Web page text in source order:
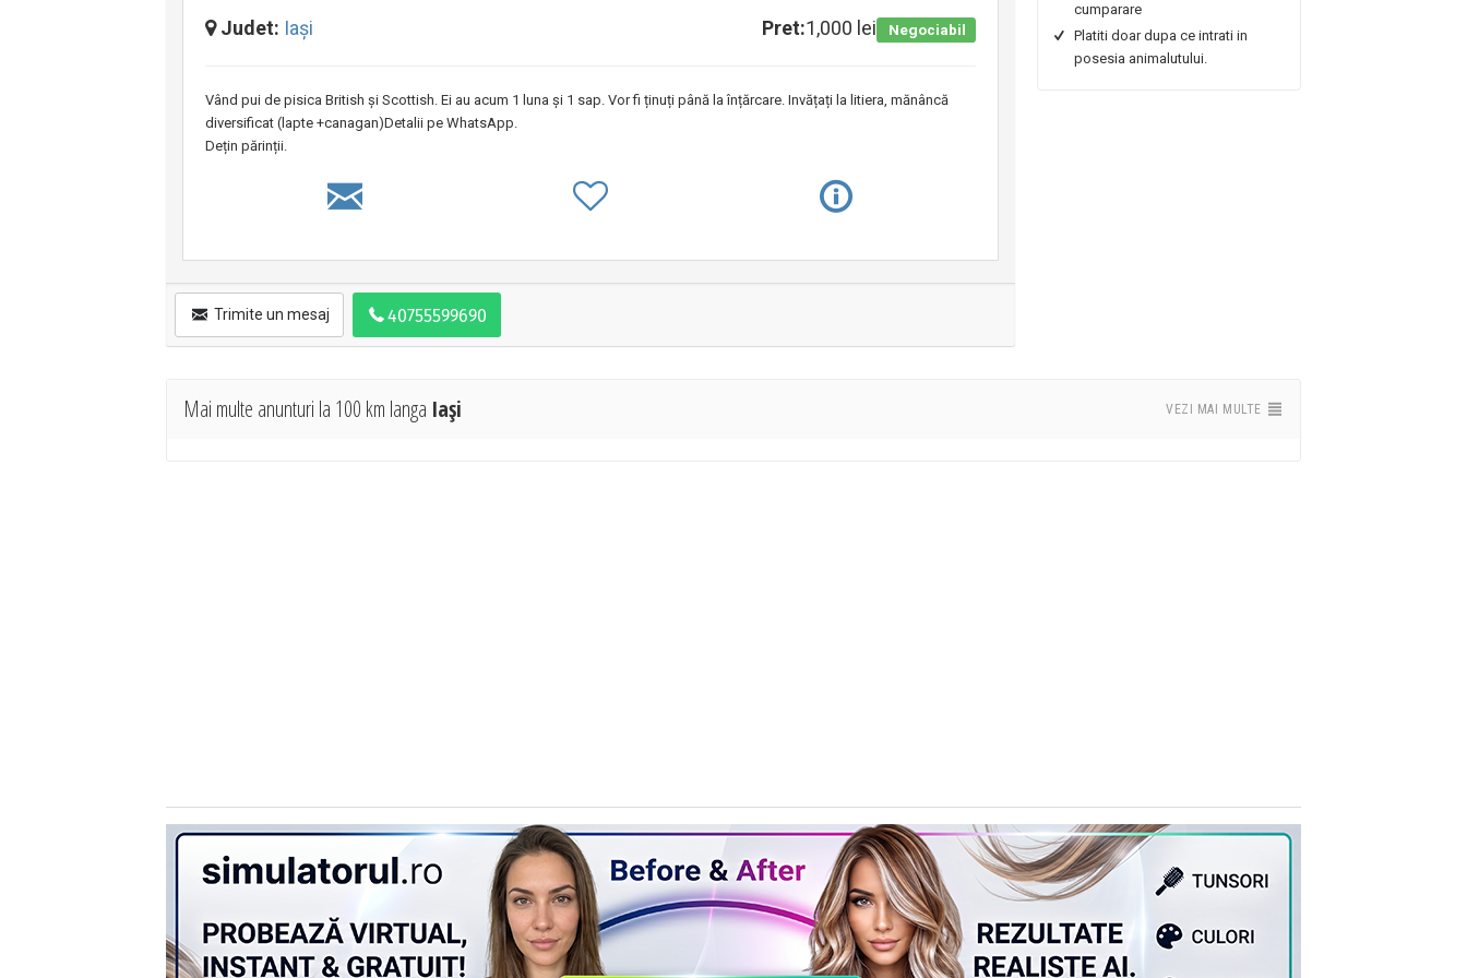
Judet: Iaşi Pret:1,000 lei Negociabil
Vând pui de pisica British și Scottish. Ei au acum 1 luna și 1 sap. Vor fi ținuți până la înțărcare. Invățați la litiera, mănâncă
diversificat (lapte +canagan)Detalii pe WhatsApp.
Dețin părinții.
Trimite un mesaj
cumparare
Platiti doar dupa ce intrati in
posesia animalutului.
Mai multe anunturi la 100 km langa Iaşi VEZI MAI MULTE